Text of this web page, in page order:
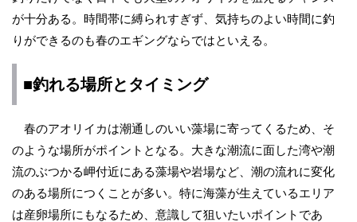
が十分ある。時間帯に縛られすぎず、気持ちのよい時間に釣
りができるのも春のエギングならではといえる。
■釣れる場所とタイミング
春のアオリイカは潮通しのいい藻場に寄ってくるため、そ
のような場所がポイントとなる。大きな潮流に面した湾や潮
流のぶつかる岬付近にある藻場や岩場など、潮の流れに変化
のある場所につくことが多い。特に海藻が生えているエリア
は産卵場所にもなるため、意識して狙いたいポイントであ